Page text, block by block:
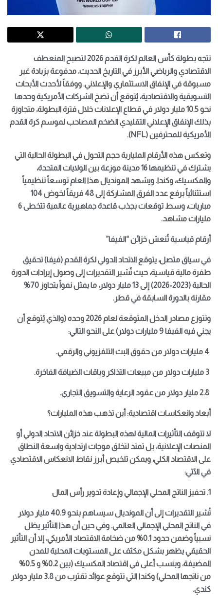
تتجه بطولة كأس العالم لكرة القدم 2026 لتصبح المنعطف
الاقتصادي والرياضي الأبرز في التاريخ الحديث، مدفوعة بزيادة غير
مسبوقة في الإنفاق الاستثماري والإعلاني. ووفقاً لأحدث الأبحاث
التسويقية والاقتصادية، يُتوقع أن تضخ الشركات الأمريكية وحدها
نحو 10.5 مليار دولار في قطاع الإعلانات خلال فترة البطولة، متجاوزة
بذلك الإنفاق الإعلاني التقليدي الضخم المصاحب لموسم كرة القدم
الأمريكية للمحترفين (NFL).
وتعكس هذه الأرقام المليارية حجم التحول في البطولة الحالية التي
يشترك في تنظيمها 16 مدينة موزعة بين الولايات المتحدة،
والمكسيك، وكندا. ويشهد المونديال هذا العام توسعاً تنظيمياً
استثنائياً برفع عدد الفرق المشاركة إلى 48 فريقاً لخوض 104
مباريات، وسط توقعات بجذب قاعدة جماهيرية عالمية تتخطى 6
مليارات مشاهد.
أرقام قياسية تُنعش خزائن “الفيفا”
في سياق متصل، يتوقع الاتحاد الدولي لكرة القدم (فيفا) تحقيق
طفرة مالية قياسية، حيث تُشير التقديرات إلى وصول إيرادات الدورة
الحالية (2023-2026) إلى 13 مليار دولار، ما يمثل نمواً يتجاوز 70%
مقارنة بالدورة السابقة في قطر.
وتتوزع مصادر الدخل المتوقعة لعام 2026 وحده (والذي يُتوقع أن
يجني فيه الفيفا 9 مليارات دولار) على النحو التالي:
أبعاد وانعكاسات اقتصادية: أين تذهب هذه المليارات؟
لا تتوقف التأثيرات المالية لهذه البطولة عند خزائن الاتحاد الدولي أو
المنصات الإعلانية، بل تمتد لتخلق موجات ارتدادية واسعة النطاق
على الاقتصاد الكلي، ويمكن تلخيص أبرز نقاط الانعكاس الاقتصادي
في الآتي:
1. تحفيز الناتج المحلي الإجمالي وإعادة تدوير رأس المال
تُشير التقديرات إلى أن المونديال سيساهم بنحو 40.9 مليار دولار
في الناتج المحلي الإجمالي العالمي. وفي حين أن هذا التأثير يظل
نسبياً وضمن حدود 0.1% من ضخامة الاقتصاد الأمريكي، إلا أن التأثير
الحقيقي يظهر بشكل مكثف على المستويات المحلية للمدن
المضيفة، وبنسب أعلى في اقتصاد المكسيك (بين 0.2% و 0.5%
من ناتجها المحلي) وكندا التي تتوقع عوائد تقترب من 3.8 مليار دولار
كندي.